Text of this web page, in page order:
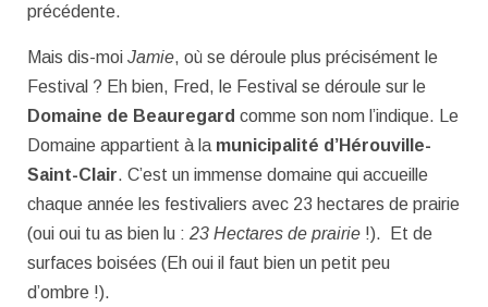
précédente.
Mais dis-moi Jamie, où se déroule plus précisément le
Festival ? Eh bien, Fred, le Festival se déroule sur le
Domaine de Beauregard comme son nom l’indique. Le
Domaine appartient à la municipalité d’Hérouville-
Saint-Clair. C’est un immense domaine qui accueille
chaque année les festivaliers avec 23 hectares de prairie
(oui oui tu as bien lu : 23 Hectares de prairie !). Et de
surfaces boisées (Eh oui il faut bien un petit peu
d’ombre !).